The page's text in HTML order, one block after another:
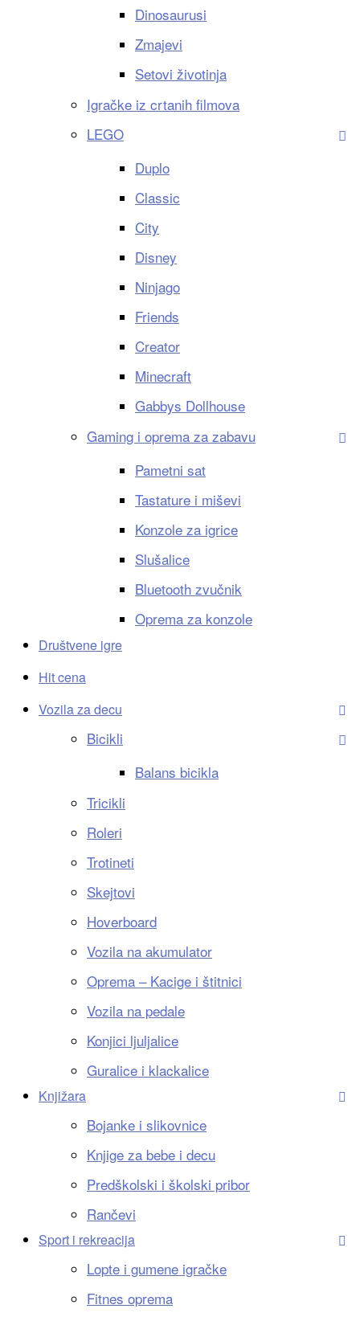
Dinosaurusi
Zmajevi
Setovi životinja
Igračke iz crtanih filmova
LEGO
Duplo
Classic
City
Disney
Ninjago
Friends
Creator
Minecraft
Gabbys Dollhouse
Gaming i oprema za zabavu
Pametni sat
Tastature i miševi
Konzole za igrice
Slušalice
Bluetooth zvučnik
Oprema za konzole
Društvene igre
Hit cena
Vozila za decu
Bicikli
Balans bicikla
Tricikli
Roleri
Trotineti
Skejtovi
Hoverboard
Vozila na akumulator
Oprema – Kacige i štitnici
Vozila na pedale
Konjici ljuljalice
Guralice i klackalice
Knjižara
Bojanke i slikovnice
Knjige za bebe i decu
Predškolski i školski pribor
Rančevi
Sport i rekreacija
Lopte i gumene igračke
Fitnes oprema